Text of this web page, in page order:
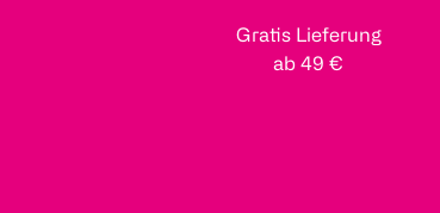
Gratis Lieferung
ab 49 €